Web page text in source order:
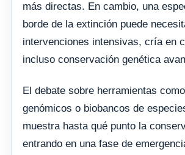
más directas. En cambio, una
borde de la extinción puede
intervenciones intensivas, cría en
incluso conservación genética
El debate sobre herramientas
genómicos o biobancos de
muestra hasta qué punto la
entrando en una fase de